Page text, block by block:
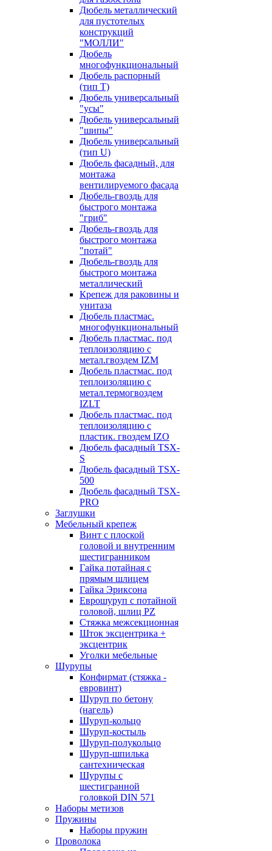
Дюбель металлический
для пустотелых
конструкций
"МОЛЛИ"
Дюбель
многофункциональный
Дюбель распорный
(тип Т)
Дюбель универсальный
"усы"
Дюбель универсальный
"шипы"
Дюбель универсальный
(тип U)
Дюбель фасадный, для
монтажа
вентилируемого фасада
Дюбель-гвоздь для
быстрого монтажа
"гриб"
Дюбель-гвоздь для
быстрого монтажа
"потай"
Дюбель-гвоздь для
быстрого монтажа
металлический
Крепеж для раковины и
унитаза
Дюбель пластмас.
многофункциональный
Дюбель пластмас. под
теплоизоляцию с
метал.гвоздем IZM
Дюбель пластмас. под
теплоизоляцию с
метал.термогвоздем
IZLT
Дюбель пластмас. под
теплоизоляцию с
пластик. гвоздем IZO
Дюбель фасадный TSX-
S
Дюбель фасадный TSX-
500
Дюбель фасадный TSX-
PRO
Заглушки
Мебельный крепеж
Винт с плоской
головой и внутренним
шестигранником
Гайка потайная с
прямым шлицем
Гайка Эриксона
Еврошуруп с потайной
головой, шлиц PZ
Стяжка межсекционная
Шток эксцентрика +
эксцентрик
Уголки мебельные
Шурупы
Конфирмат (стяжка -
евровинт)
Шуруп по бетону
(нагель)
Шуруп-кольцо
Шуруп-костыль
Шуруп-полукольцо
Шуруп-шпилька
сантехническая
Шурупы с
шестигранной
головкой DIN 571
Наборы метизов
Пружины
Наборы пружин
Проволока